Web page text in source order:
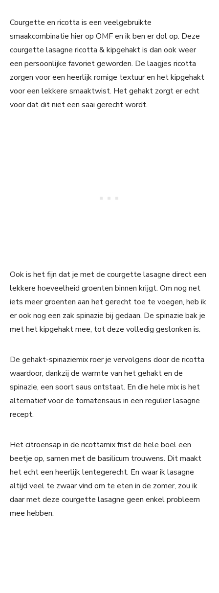
Courgette en ricotta is een veelgebruikte
smaakcombinatie hier op OMF en ik ben er dol op. Deze
courgette lasagne ricotta & kipgehakt is dan ook weer
een persoonlijke favoriet geworden. De laagjes ricotta
zorgen voor een heerlijk romige textuur en het kipgehakt
voor een lekkere smaaktwist. Het gehakt zorgt er echt
voor dat dit niet een saai gerecht wordt.
Ook is het fijn dat je met de courgette lasagne direct een
lekkere hoeveelheid groenten binnen krijgt. Om nog net
iets meer groenten aan het gerecht toe te voegen, heb ik
er ook nog een zak spinazie bij gedaan. De spinazie bak je
met het kipgehakt mee, tot deze volledig geslonken is.
De gehakt-spinaziemix roer je vervolgens door de ricotta
waardoor, dankzij de warmte van het gehakt en de
spinazie, een soort saus ontstaat. En die hele mix is het
alternatief voor de tomatensaus in een regulier lasagne
recept.
Het citroensap in de ricottamix frist de hele boel een
beetje op, samen met de basilicum trouwens. Dit maakt
het echt een heerlijk lentegerecht. En waar ik lasagne
altijd veel te zwaar vind om te eten in de zomer, zou ik
daar met deze courgette lasagne geen enkel probleem
mee hebben.